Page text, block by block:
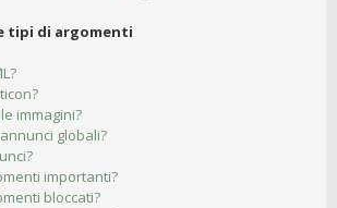
tipi di argomenti
immagini?
globali?
importanti?
bloccati?